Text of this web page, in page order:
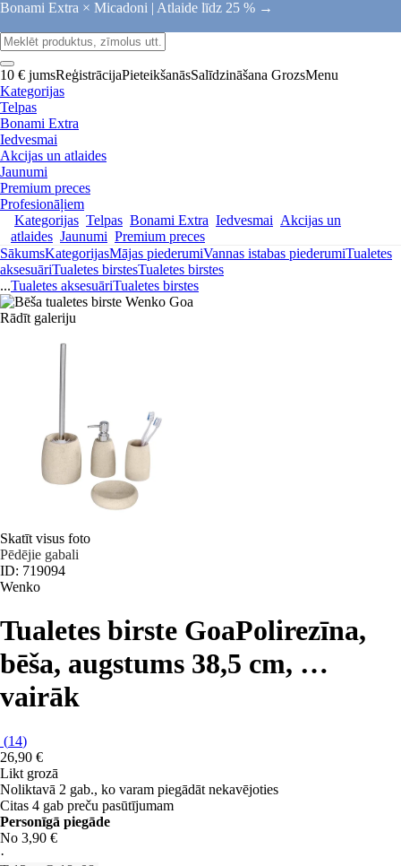
Bonami Extra × Micadoni | Atlaide līdz 25 % →
10 € jumsReģistrācijaPieteikšanāsSalīdzināšana GrozsMenu
Kategorijas
Telpas
Bonami Extra
Iedvesmai
Akcijas un atlaides
Jaunumi
Premium preces
Profesionāļiem
Kategorijas Telpas Bonami Extra Iedvesmai Akcijas un
atlaides Jaunumi Premium preces
SākumsKategorijasMājas piederumiVannas istabas piederumiTualetes
aksesuāriTualetes birstesTualetes birstes
...Tualetes aksesuāriTualetes birstes
Rādīt galeriju
Skatīt visus foto
Pēdējie gabali
ID: 719094
Wenko
Tualetes birste GoaPolirezīna,
bēša, augstums 38,5 cm, …
vairāk
(14)
26,90 €
Likt grozā
Noliktavā 2 gab., ko varam piegādāt nekavējoties
Citas 4 gab preču pasūtījumam
Personīgā piegāde
No 3,90 €
·